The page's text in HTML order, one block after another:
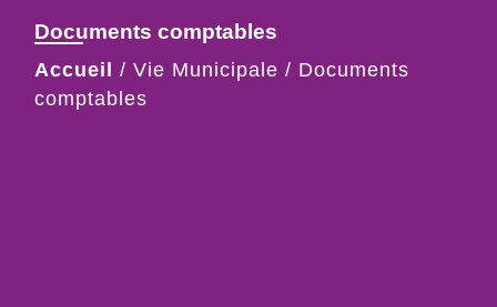
Documents comptables
Accueil / Vie Municipale / Documents
comptables